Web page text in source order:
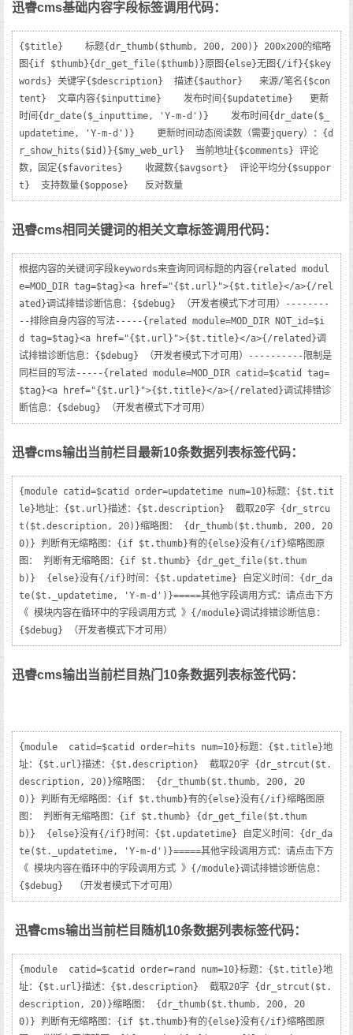
迅睿cms基础内容字段标签调用代码：
{$title}    标题{dr_thumb($thumb, 200, 200)} 200x200的缩略
图{if $thumb}{dr_get_file($thumb)}原图{else}无图{/if}{$key
words} 关键字{$description}  描述{$author}   来源/笔名{$con
tent}  文章内容{$inputtime}    发布时间{$updatetime}   更新
时间{dr_date($_inputtime, 'Y-m-d')}    发布时间{dr_date($_
updatetime, 'Y-m-d')}    更新时间动态阅读数（需要jquery）：{d
r_show_hits($id)}{$my_web_url}  当前地址{$comments} 评论
数，固定{$favorites}    收藏数{$avgsort}  评论平均分{$suppor
t}  支持数量{$oppose}   反对数量
迅睿cms相同关键词的相关文章标签调用代码：
根据内容的关键词字段keywords来查询同词标题的内容{related modul
e=MOD_DIR tag=$tag}<a href="{$t.url}">{$t.title}</a>{/rel
ated}调试排错诊断信息：{$debug} （开发者模式下才可用）--------
--排除自身内容的写法-----{related module=MOD_DIR NOT_id=$i
d tag=$tag}<a href="{$t.url}">{$t.title}</a>{/related}调
试排错诊断信息：{$debug} （开发者模式下才可用）----------限制是
同栏目的写法-----{related module=MOD_DIR catid=$catid tag=
$tag}<a href="{$t.url}">{$t.title}</a>{/related}调试排错诊
断信息：{$debug} （开发者模式下才可用）
迅睿cms输出当前栏目最新10条数据列表标签代码：
{module catid=$catid order=updatetime num=10}标题：{$t.tit
le}地址：{$t.url}描述：{$t.description}  截取20字 {dr_strcu
t($t.description, 20)}缩略图： {dr_thumb($t.thumb, 200, 20
0)} 判断有无缩略图：{if $t.thumb}有的{else}没有{/if}缩略图原
图： 判断有无缩略图：{if $t.thumb} {dr_get_file($t.thum
b)}  {else}没有{/if}时间：{$t.updatetime} 自定义时间：{dr_da
te($t._updatetime, 'Y-m-d')}=====其他字段调用方式：请点击下方
《 模块内容在循环中的字段调用方式 》{/module}调试排错诊断信息：
{$debug} （开发者模式下才可用）
迅睿cms输出当前栏目热门10条数据列表标签代码：
{module  catid=$catid order=hits num=10}标题：{$t.title}地
址：{$t.url}描述：{$t.description}  截取20字 {dr_strcut($t.
description, 20)}缩略图： {dr_thumb($t.thumb, 200, 20
0)} 判断有无缩略图：{if $t.thumb}有的{else}没有{/if}缩略图原
图： 判断有无缩略图：{if $t.thumb} {dr_get_file($t.thum
b)}  {else}没有{/if}时间：{$t.updatetime} 自定义时间：{dr_da
te($t._updatetime, 'Y-m-d')}=====其他字段调用方式：请点击下方
《 模块内容在循环中的字段调用方式 》{/module}调试排错诊断信息：
{$debug}  （开发者模式下才可用）
迅睿cms输出当前栏目随机10条数据列表标签代码：
{module  catid=$catid order=rand num=10}标题：{$t.title}地
址：{$t.url}描述：{$t.description}  截取20字 {dr_strcut($t.
description, 20)}缩略图： {dr_thumb($t.thumb, 200, 20
0)} 判断有无缩略图：{if $t.thumb}有的{else}没有{/if}缩略图原